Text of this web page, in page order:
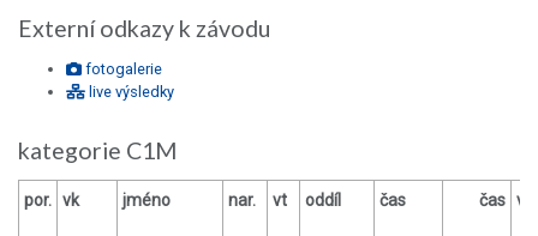
Externí odkazy k závodu
fotogalerie
live výsledky
kategorie C1M
por. vk jméno nar. vt oddíl čas čas